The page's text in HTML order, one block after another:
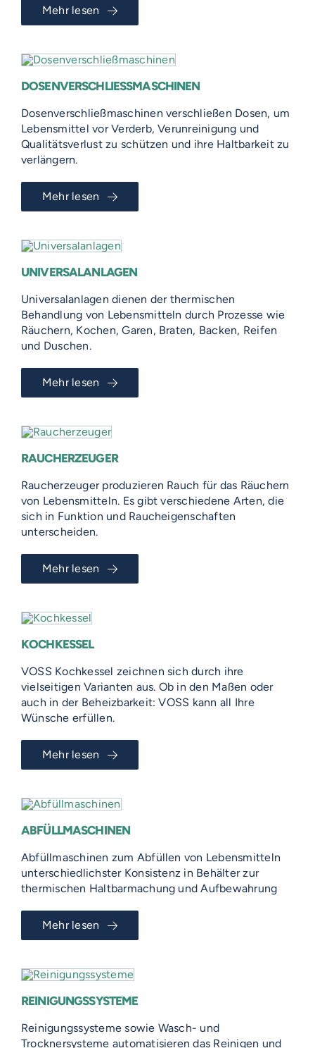
Mehr lesen
DOSENVERSCHLIESSMASCHINEN
Dosenverschließmaschinen verschließen Dosen, um
Lebensmittel vor Verderb, Verunreinigung und
Qualitätsverlust zu schützen und ihre Haltbarkeit zu
verlängern.
Mehr lesen
UNIVERSALANLAGEN
Universalanlagen dienen der thermischen
Behandlung von Lebensmitteln durch Prozesse wie
Räuchern, Kochen, Garen, Braten, Backen, Reifen
und Duschen.
Mehr lesen
RAUCHERZEUGER
Raucherzeuger produzieren Rauch für das Räuchern
von Lebensmitteln. Es gibt verschiedene Arten, die
sich in Funktion und Raucheigenschaften
unterscheiden.
Mehr lesen
KOCHKESSEL
VOSS Kochkessel zeichnen sich durch ihre
vielseitigen Varianten aus. Ob in den Maßen oder
auch in der Beheizbarkeit: VOSS kann all Ihre
Wünsche erfüllen.
Mehr lesen
ABFÜLLMASCHINEN
Abfüllmaschinen zum Abfüllen von Lebensmitteln
unterschiedlichster Konsistenz in Behälter zur
thermischen Haltbarmachung und Aufbewahrung
Mehr lesen
REINIGUNGSSYSTEME
Reinigungssysteme sowie Wasch- und
Trocknersysteme automatisieren das Reinigen und